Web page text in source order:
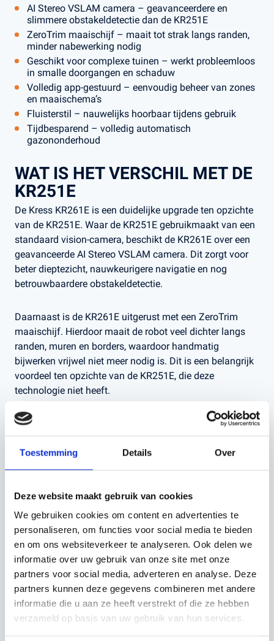
Toestemming Details Over
Deze website maakt gebruik van cookies
We gebruiken cookies om content en advertenties te
personaliseren, om functies voor social media te bieden
en om ons websiteverkeer te analyseren. Ook delen we
informatie over uw gebruik van onze site met onze
partners voor social media, adverteren en analyse. Deze
partners kunnen deze gegevens combineren met andere
informatie die u aan ze heeft verstrekt of die ze hebben
verzameld op basis van uw gebruik van hun services.
AI Stereo VSLAM camera – geavanceerdere en
slimmere obstakeldetectie dan de KR251E
ZeroTrim maaischijf – maait tot strak langs randen,
minder nabewerking nodig
Geschikt voor complexe tuinen – werkt probleemloos
in smalle doorgangen en schaduw
Volledig app-gestuurd – eenvoudig beheer van zones
en maaischema’s
Fluisterstil – nauwelijks hoorbaar tijdens gebruik
Tijdbesparend – volledig automatisch
gazononderhoud
WAT IS HET VERSCHIL MET DE
KR251E
De Kress KR261E is een duidelijke upgrade ten opzichte
van de KR251E. Waar de KR251E gebruikmaakt van een
standaard vision-camera, beschikt de KR261E over een
geavanceerde AI Stereo VSLAM camera. Dit zorgt voor
beter dieptezicht, nauwkeurigere navigatie en nog
betrouwbaardere obstakeldetectie.
Daarnaast is de KR261E uitgerust met een ZeroTrim
maaischijf. Hierdoor maait de robot veel dichter langs
randen, muren en borders, waardoor handmatig
bijwerken vrijwel niet meer nodig is. Dit is een belangrijk
voordeel ten opzichte van de KR251E, die deze
technologie niet heeft.
BELANGRIJKSTE
PRODUCTEIGENSCHAPPEN
Capaciteit: tot ca. 1.000 m² gazon
Maaitechnologie: ZeroTrim maaischijf voor strak
randmaaien
Maaihoogte: instelbaar naar wens
Zones: ondersteuning voor meerdere maaizones
Opladen: automatisch terug naar laadstation
Weerbestendig: geschikt voor dagelijks gebruik in alle
seizoenen
Veiligheid: sensoren voor optillen, botsen en kantelen
BESCHIKBARE VARIANTEN